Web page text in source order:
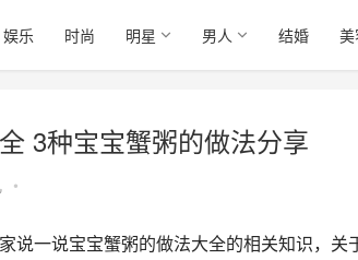
娱乐 时尚 明星 男人 结婚
3种宝宝蟹粥的做法分享
•
说一说宝宝蟹粥的做法大全的相关知识，